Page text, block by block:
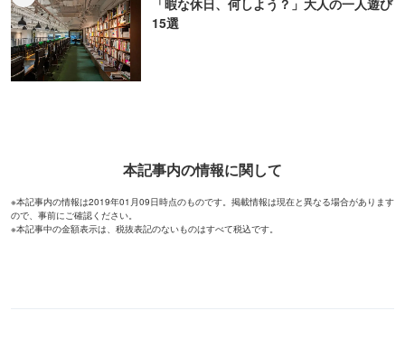
「暇な休日、何しよう？」大人の一人遊び
15選
本記事内の情報に関して
※本記事内の情報は2019年01月09日時点のものです。掲載情報は現在と異なる場合があります
ので、事前にご確認ください。
※本記事中の金額表示は、税抜表記のないものはすべて税込です。